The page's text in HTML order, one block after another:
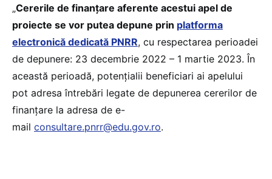
„Cererile de finanțare aferente acestui apel de
proiecte se vor putea depune prin platforma
electronică dedicată PNRR, cu respectarea perioadei
de depunere: 23 decembrie 2022 – 1 martie 2023. În
această perioadă, potențialii beneficiari ai apelului
pot adresa întrebări legate de depunerea cererilor de
finanțare la adresa de e-
mail consultare.pnrr@edu.gov.ro.